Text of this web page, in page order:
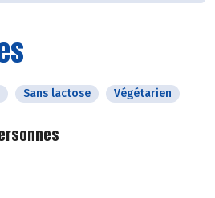
Sans lactose Végétarien